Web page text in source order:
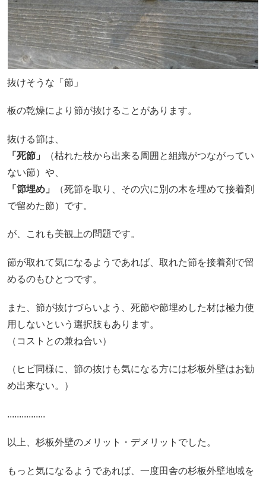
抜けそうな「節」
板の乾燥により節が抜けることがあります。
抜ける節は、
「死節」
（枯れた枝から出来る周囲と組織がつながってい
ない節）や、
「節埋め」
（死節を取り、その穴に別の木を埋めて接着剤
で留めた節）です。
が、これも美観上の問題です。
節が取れて気になるようであれば、取れた節を接着剤で留
めるのもひとつです。
また、節が抜けづらいよう、死節や節埋めした材は極力使
用しないという選択肢もあります。
（コストとの兼ね合い）
（ヒビ同様に、節の抜けも気になる方には杉板外壁はお勧
め出来ない。）
................
以上、杉板外壁のメリット・デメリットでした。
もっと気になるようであれば、一度田舎の杉板外壁地域を